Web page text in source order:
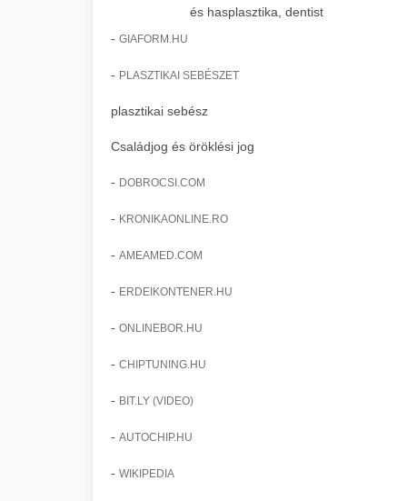
és hasplasztika, dentist
- GIAFORM.HU
- PLASZTIKAI SEBÉSZET
plasztikai sebész
Családjog és öröklési jog
- DOBROCSI.COM
- KRONIKAONLINE.RO
- AMEAMED.COM
- ERDEIKONTENER.HU
- ONLINEBOR.HU
- CHIPTUNING.HU
- BIT.LY (VIDEO)
- AUTOCHIP.HU
- WIKIPEDIA